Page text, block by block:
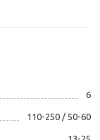
6
110-250 / 50-60